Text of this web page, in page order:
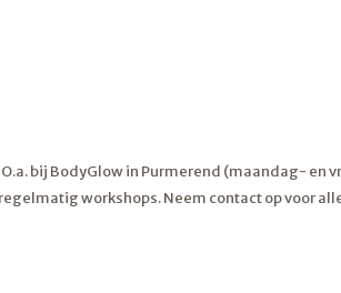
bij BodyGlow in Purmerend (maandag-
workshops. Neem contact op voor